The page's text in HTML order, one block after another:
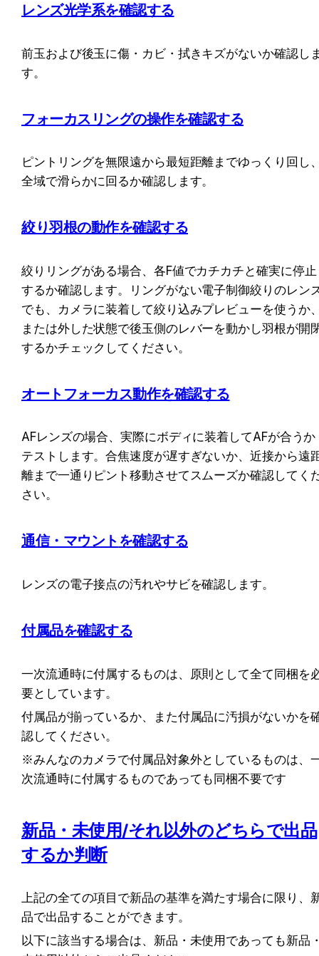
レンズ光学系を確認する
前玉および後玉に傷・カビ・拭きキズがないか確認し
す。
フォーカスリングの操作を確認する
ピントリングを無限遠から最短距離までゆっくり回し
全域で滑らかに回るか確認します。
絞り羽根の動作を確認する
絞りリングがある場合、各F値でカチカチと確実に停止
するか確認します。リングがない電子制御絞りのレン
でも、カメラに装着して絞り込みプレビューを使うか
または外した状態で後玉側のレバーを動かし羽根が開
するかチェックしてください。
オートフォーカス動作を確認する
AFレンズの場合、実際にボディに装着してAFが合うか
テストします。合焦速度が遅すぎないか、近接から遠
離まで一通りピント移動させてスムーズか確認してく
さい。
通信・マウント を確認する
レンズの電子接点の汚れやサビを確認します。
付属品を確認する
一次流通時に付属するものは、原則として全て同梱を
要としています。
付属品が揃っているか、また付属品に汚損がないかを
認してください。
※みんなのカメラで付属品対象外としているものは、
次流通時に付属するものであっても同梱不要です
新品・未使用/それ以外のどちらで出品
するか判断
上記の全ての項目で新品の基準を満たす場合に限り、
品で出品することができます。
以下に該当する場合は、新品・未使用であっても新品